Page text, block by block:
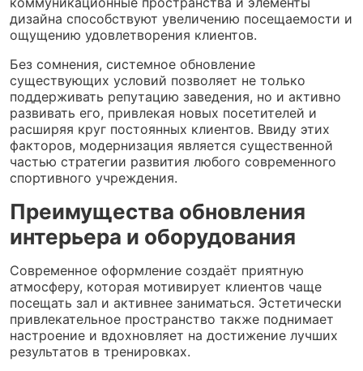
дизайна способствуют увеличению посещаемости и
ощущению удовлетворения клиентов.
Без сомнения, системное обновление
существующих условий позволяет не только
поддерживать репутацию заведения, но и активно
развивать его, привлекая новых посетителей и
расширяя круг постоянных клиентов. Ввиду этих
факторов, модернизация является существенной
частью стратегии развития любого современного
спортивного учреждения.
Преимущества обновления
интерьера и оборудования
Современное оформление создаёт приятную
атмосферу, которая мотивирует клиентов чаще
посещать зал и активнее заниматься. Эстетически
привлекательное пространство также поднимает
настроение и вдохновляет на достижение лучших
результатов в тренировках.